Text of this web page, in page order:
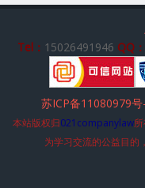
Tel： 15026491946 QQ：
苏ICP备11080979
本站版权归021companylaw
为学习交流的公益目的